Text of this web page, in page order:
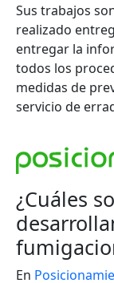
Sus trabajos
realizado
entregar la
todos los
medidas de
servicio de
¿Cuáles
En